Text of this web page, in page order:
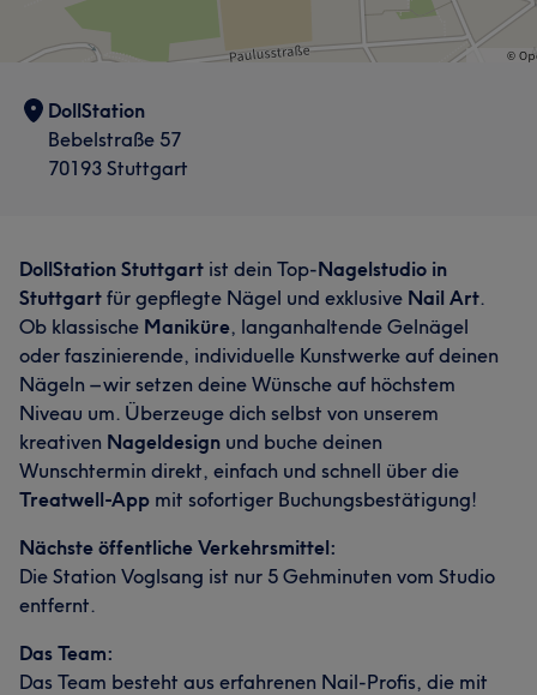
DollStation
Bebelstraße 57
70193 Stuttgart
DollStation Stuttgart ist dein Top-Nagelstudio in
Stuttgart für gepflegte Nägel und exklusive Nail Art.
Ob klassische Maniküre, langanhaltende Gelnägel
oder faszinierende, individuelle Kunstwerke auf deinen
Nägeln – wir setzen deine Wünsche auf höchstem
Niveau um. Überzeuge dich selbst von unserem
kreativen Nageldesign und buche deinen
Wunschtermin direkt, einfach und schnell über die
Treatwell-App mit sofortiger Buchungsbestätigung!
Nächste öffentliche Verkehrsmittel:
Die Station Voglsang ist nur 5 Gehminuten vom Studio
entfernt.
Das Team:
Das Team besteht aus erfahrenen Nail-Profis, die mit